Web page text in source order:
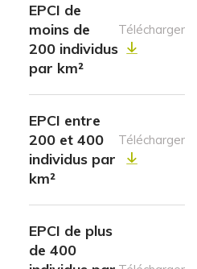
EPCI de
moins de
200 individus
par km²
Télécharger
EPCI entre
200 et 400
individus par
km²
Télécharger
EPCI de plus
de 400